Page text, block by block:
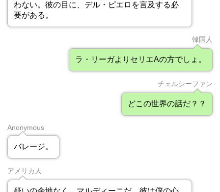
わない。彼の目に、デル・ピエロを言及する必
要がある。
韓国人
ラ・リーガよりセリエAの方でしょ。
チェルシーファン
どこの世界の話だ？？
Anonymous
バレージ。
アメリカ人